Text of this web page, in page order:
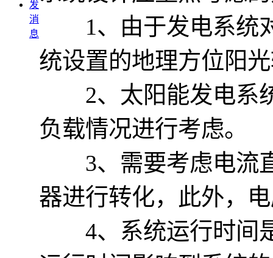
发
消
息
1、由于发电系统对
统设置的地理方位阳
2、太阳能发电系统
负载情况进行考虑。
3、需要考虑电流直
器进行转化，此外，
4、系统运行时间是